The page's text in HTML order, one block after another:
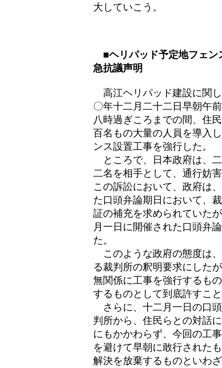
大していこう。
■ヘリパッド予定地フェ
急抗議声明
高江ヘリパッド建設に関
〇年十二月二十二日早朝午
八時過ぎころまでの間、住
百名もの大量の人員を導入
ンス設置工事を強行した。
ところで、日本政府は、
二名を相手として、通行妨
この訴訟において、政府は
た口頭弁論期日において、
証の補充を求められていた
月一日に開催された口頭弁
た。
このような政府の態度は
る裁判所の釈明要求にした
無関係に工事を強行するも
するものとして到底許すこ
さらに、十二月一日の口
判所から、住民らとの対話
にもかかわらず、今回の工
を避けて早朝に敢行された
解決を放棄するものといわ